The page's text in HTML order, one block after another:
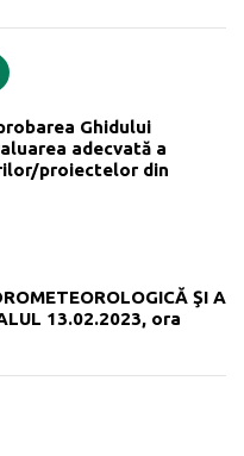
Ghidului
adecvată a
proiectelor din
ŞI A
13.02.2023, ora